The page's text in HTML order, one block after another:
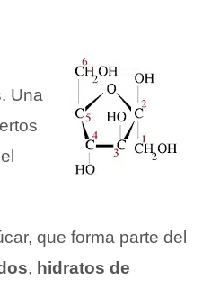
Una
que forma parte del
, hidratos de